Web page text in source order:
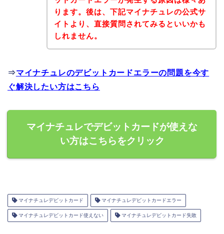
ります。後は、下記マイナチュレの公式サ
イトより、直接質問されてみるといいかも
しれません。
⇒マイナチュレのデビットカードエラーの問題を今す
ぐ解決したい方はこちら
マイナチュレでデビットカードが使えな
い方はこちらをクリック
マイナチュレデビットカード マイナチュレデビットカードエラー
マイナチュレデビットカード使えない マイナチュレデビットカード失敗